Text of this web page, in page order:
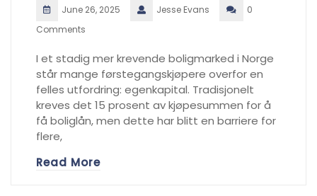
June 26, 2025 Jesse Evans
0
Comments
I et stadig mer krevende boligmarked i Norge
står mange førstegangskjøpere overfor en
felles utfordring: egenkapital. Tradisjonelt
kreves det 15 prosent av kjøpesummen for å
få boliglån, men dette har blitt en barriere for
flere,
Read More